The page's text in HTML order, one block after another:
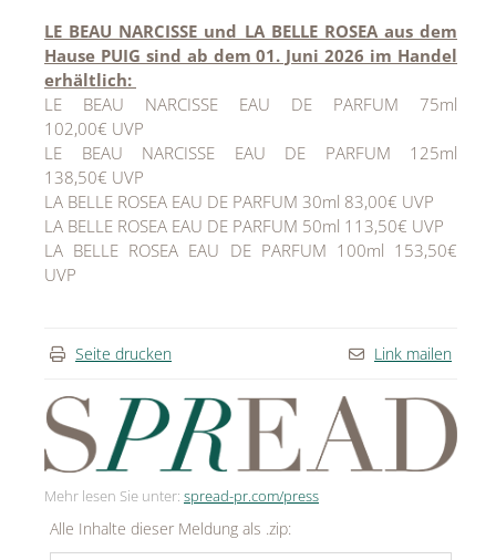
LE BEAU NARCISSE und LA BELLE ROSEA aus dem
Hause PUIG sind ab dem 01. Juni 2026 im Handel
erhältlich:
LE BEAU NARCISSE EAU DE PARFUM
75ml
102,00€ UVP
LE BEAU NARCISSE EAU DE PARFUM
125ml
138,50€ UVP
LA BELLE ROSEA EAU DE PARFUM 30ml 83,00€ UVP
LA BELLE ROSEA EAU DE PARFUM 50ml 113,50€ UVP
LA BELLE ROSEA EAU DE PARFUM 100ml 153,50€
UVP
Seite drucken Link mailen
Mehr lesen Sie unter: spread-pr.com/press
Alle Inhalte dieser Meldung als .zip: